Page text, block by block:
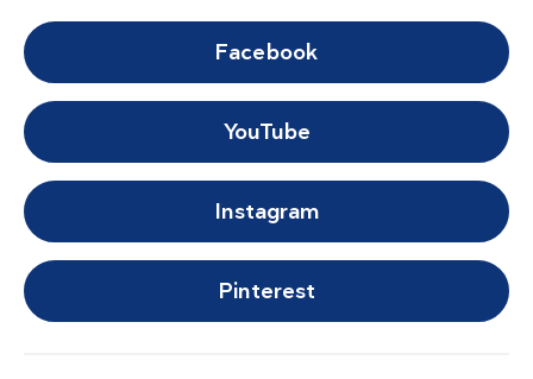
Facebook
YouTube
Instagram
Pinterest